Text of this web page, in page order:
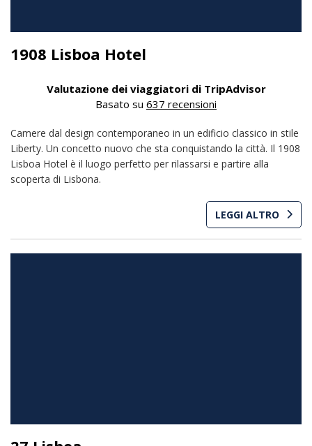
1908 Lisboa Hotel
Valutazione dei viaggiatori di TripAdvisor
Basato su 637 recensioni
Camere dal design contemporaneo in un edificio classico in stile
Liberty. Un concetto nuovo che sta conquistando la città. Il 1908
Lisboa Hotel è il luogo perfetto per rilassarsi e partire alla
scoperta di Lisbona.
LEGGI ALTRO